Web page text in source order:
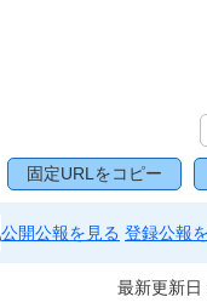
固定URLをコピー
公開公報を見る 登録公報
最新更新日